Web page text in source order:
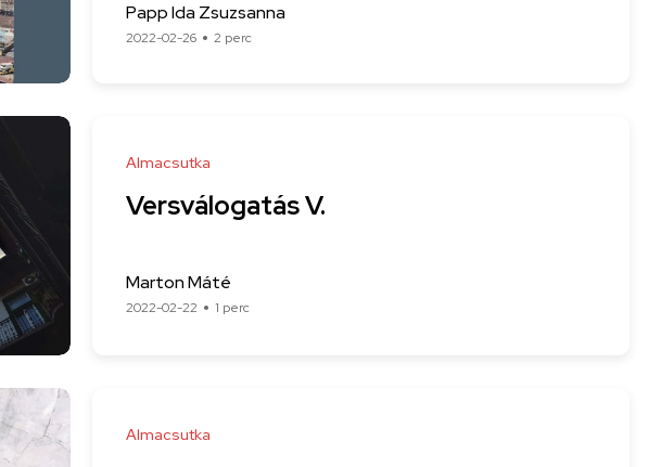
Papp Ida Zsuzsanna
2022-02-26 2 perc
Almacsutka
Versválogatás V.
Marton Máté
2022-02-22 1 perc
Almacsutka